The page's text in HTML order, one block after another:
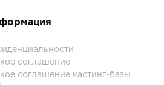
соглашение
соглашение кастинг-базы